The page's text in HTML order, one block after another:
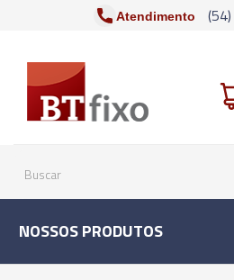
Atendimento (54)
NOSSOS PRODUTOS